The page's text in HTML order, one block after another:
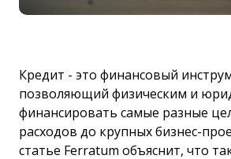
Кредит - это финансовый
позволяющий физическим и
финансировать самые разные
расходов до крупных бизнес-
статье Ferratum объяснит, что